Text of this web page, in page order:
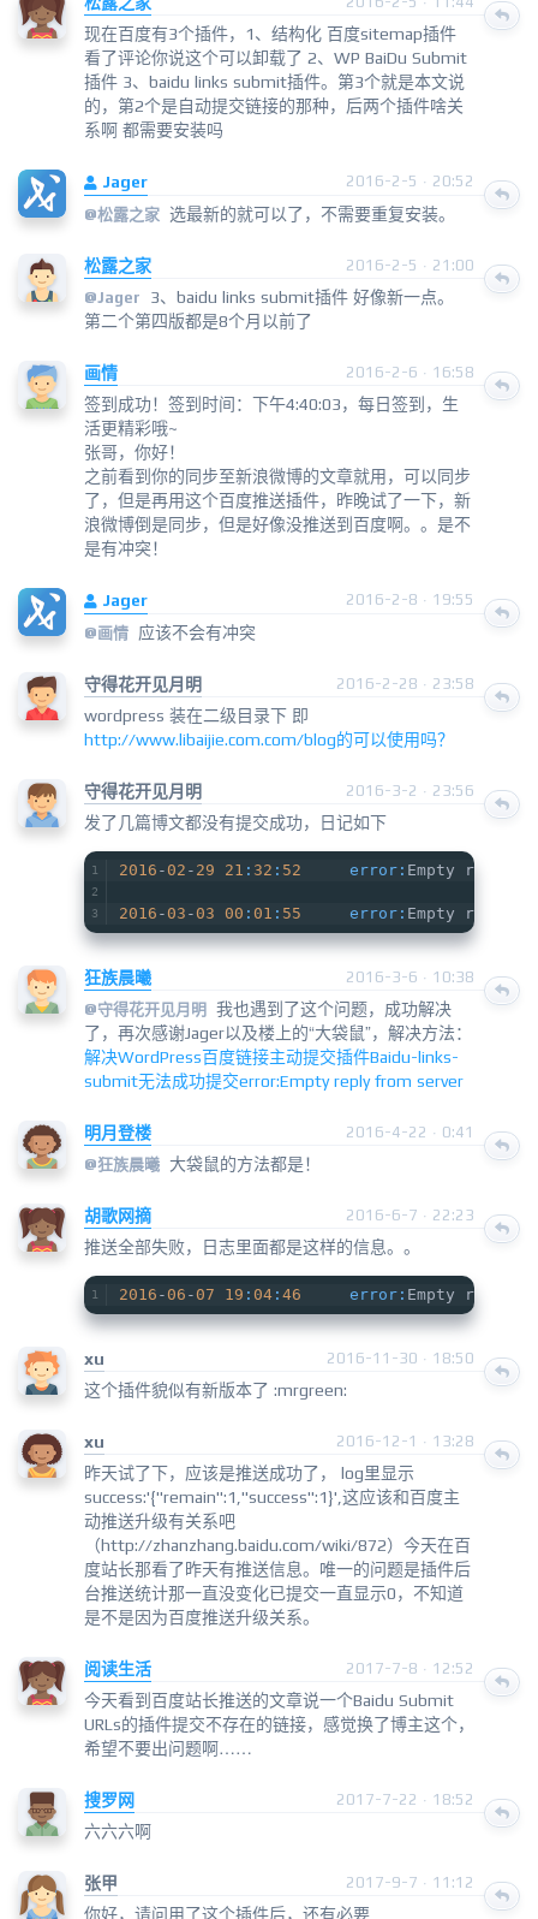
现在百度有3个插件，1、结构化 百度sitemap插件
看了评论你说这个可以卸载了 2、WP BaiDu Submit
插件 3、baidu links submit插件。第3个就是本文说
的，第2个是自动提交链接的那种，后两个插件啥关
系啊 都需要安装吗
Jager
2016-2-5 · 20:52
@松露之家 选最新的就可以了，不需要重复安装。
松露之家
2016-2-5 · 21:00
@Jager
3、baidu links submit插件 好像新一点。
第二个第四版都是8个月以前了
画情 2016-2-6 · 16:58
签到成功！签到时间：下午4:40:03，每日签到，生
活更精彩哦~
张哥，你好！
之前看到你的同步至新浪微博的文章就用，可以同步
了，但是再用这个百度推送插件，昨晚试了一下，新
浪微博倒是同步，但是好像没推送到百度啊。。是不
是有冲突！
Jager
2016-2-8 · 19:55
@画情 应该不会有冲突
守得花开见月明 2016-2-28 · 23:58
wordpress 装在二级目录下 即
http://www.libaijie.com.com/blog的可以使用吗？
守得花开见月明 2016-3-2 · 23:56
发了几篇博文都没有提交成功，日记如下
2016 -02 - 29 21 : 32 : 52 error: Empty reply
2016 -03 -03 00 : 01 : 55 error: Empty reply
狂族晨曦
2016-3-6 · 10:38
@守得花开见月明 我也遇到了这个问题，成功解决
了，再次感谢Jager以及楼上的“大袋鼠”，解决方法：
解决WordPress百度链接主动提交插件Baidu-links-
submit无法成功提交error:Empty reply from server
明月登楼
2016-4-22 · 0:41
@狂族晨曦 大袋鼠的方法都是！
胡歌网摘 2016-6-7 · 22:23
推送全部失败，日志里面都是这样的信息。。
2016 -06 -07 19 : 04 : 46 error: Empty reply
xu 2016-11-30 · 18:50
这个插件貌似有新版本了 :mrgreen:
xu 2016-12-1 · 13:28
昨天试了下，应该是推送成功了， log里显示
success:'{"remain":1,"success":1}',这应该和百度主
动推送升级有关系吧
（http://zhanzhang.baidu.com/wiki/872）今天在百
度站长那看了昨天有推送信息。唯一的问题是插件后
台推送统计那一直没变化已提交一直显示0，不知道
是不是因为百度推送升级关系。
阅读生活 2017-7-8 · 12:52
今天看到百度站长推送的文章说一个Baidu Submit
URLs的插件提交不存在的链接，感觉换了博主这个，
希望不要出问题啊……
搜罗网 2017-7-22 · 18:52
六六六啊
张甲 2017-9-7 · 11:12
你好，请问用了这个插件后，还有必要